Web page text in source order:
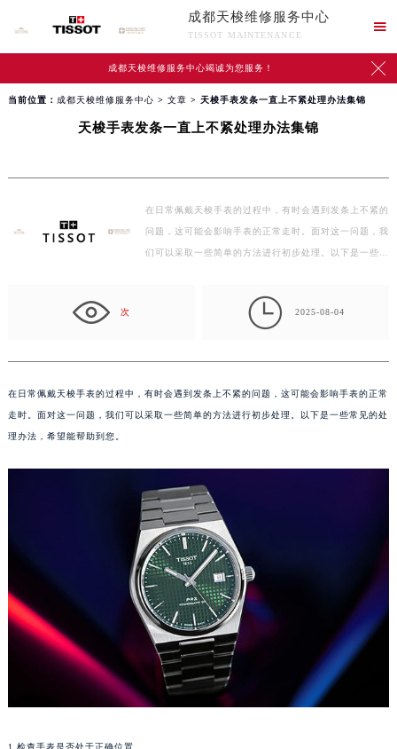
成都天梭维修服务中心
TISSOT MAINTENANCE

成都天梭维修服务中心竭诚为您服务！ 
当前位置： 成都天梭维修服务中心 > 文章 > 天梭手表发条一直上不紧处理办法集锦
天梭手表发条一直上不紧处理办法集锦
在日常佩戴天梭手表的过程中，有时会遇到发条上不紧的
问题，这可能会影响手表的正常走时。面对这一问题，我
们可以采取一些简单的方法进行初步处理。以下是一些…
次  2025-08-04
在日常佩戴天梭手表的过程中，有时会遇到发条上不紧的问题，这可能会影响手表的正常
走时。面对这一问题，我们可以采取一些简单的方法进行初步处理。以下是一些常见的处
理办法，希望能帮助到您。
1.检查手表是否处于正确位置